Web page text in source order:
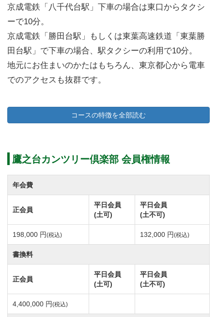
京成電鉄「八千代台駅」下車の場合は東口からタクシ
ーで10分。
京成電鉄「勝田台駅」もしくは東葉高速鉄道「東葉勝
田台駅」で下車の場合、駅タクシーの利用で10分。
地元にお住まいのかたはもちろん、東京都心から電車
でのアクセスも抜群です。
千葉市内の緩やかな地形の中に展開する林間コース。
各ホールは樹齢の高い松林でセパレートされていてい
松や桜の木など、大きく立派に育った樹木が醸し出す
落ち着いた雰囲気。
春には桜、秋には紅葉と四季折々の景観が楽しめる美
しいコースです。
どのホールからもグリーンが一望できるレイアウトに
なっています。
景観美と戦略性を兼ね備えた変化に富んだ全18ホー
ル。
日本を代表する名設計家 井上誠一氏の代表作であり、
千葉県が誇る超名門コースです。
コース内には適度なアップダウンがあり、全体的にフ
コースの特徴を全部読む
鷹之台カンツリー倶楽部 会員権情報
年会費
正会員
平日会員
(土可)
平日会員
(土不可)
198,000 円(税込) 132,000 円(税込)
書換料
正会員
平日会員
(土可)
平日会員
(土不可)
4,400,000 円(税込)